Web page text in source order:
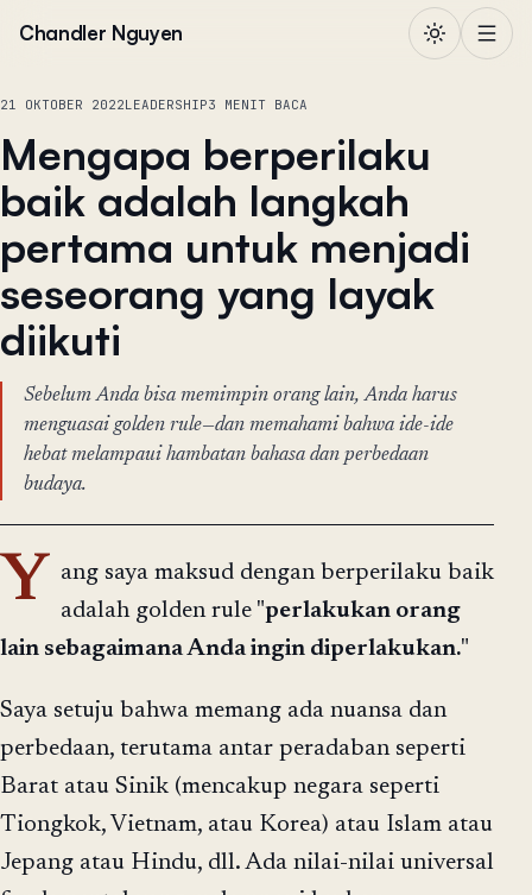
Chandler Nguyen
21 OKTOBER 2022LEADERSHIP3 MENIT BACA
Mengapa berperilaku
baik adalah langkah
pertama untuk menjadi
seseorang yang layak
diikuti
Sebelum Anda bisa memimpin orang lain, Anda harus
menguasai golden rule—dan memahami bahwa ide-ide
hebat melampaui hambatan bahasa dan perbedaan
budaya.
Y
ang saya maksud dengan berperilaku baik
adalah golden rule "perlakukan orang
lain sebagaimana Anda ingin diperlakukan."
Saya setuju bahwa memang ada nuansa dan
perbedaan, terutama antar peradaban seperti
Barat atau Sinik (mencakup negara seperti
Tiongkok, Vietnam, atau Korea) atau Islam atau
Jepang atau Hindu, dll. Ada nilai-nilai universal